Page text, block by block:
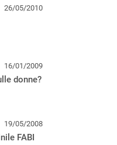
26/05/2010
16/01/2009
donne?
19/05/2008
FABI